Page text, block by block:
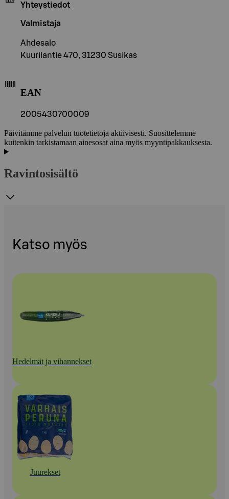
Yhteystiedot
Valmistaja
Ahdesalo
Kuurilantie 470, 31230 Susikas
EAN
2005430700009
Päivitämme palvelun tuotetietoja aktiivisesti. Suosittelemme
kuitenkin tarkistamaan ainesosat aina myös myyntipakkauksesta.
Ravintosisältö
Katso myös
Hedelmät ja vihannekset
Juurekset